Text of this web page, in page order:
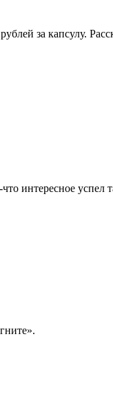
за капсулу.
интересное успел